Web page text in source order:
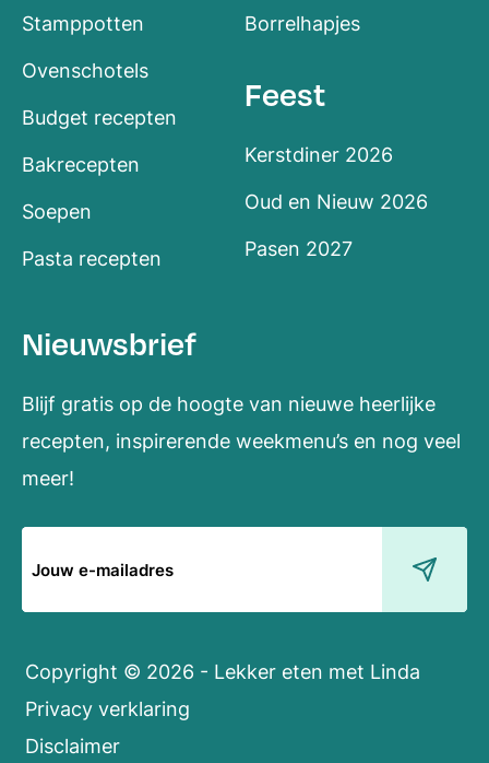
Stamppotten
Ovenschotels
Budget recepten
Bakrecepten
Soepen
Pasta recepten
Borrelhapjes
Feest
Kerstdiner 2026
Oud en Nieuw 2026
Pasen 2027
Nieuwsbrief
Blijf gratis op de hoogte van nieuwe heerlijke
recepten, inspirerende weekmenu’s en nog veel
meer!
mailadres
Copyright © 2026 - Lekker eten met Linda
Privacy verklaring
Disclaimer